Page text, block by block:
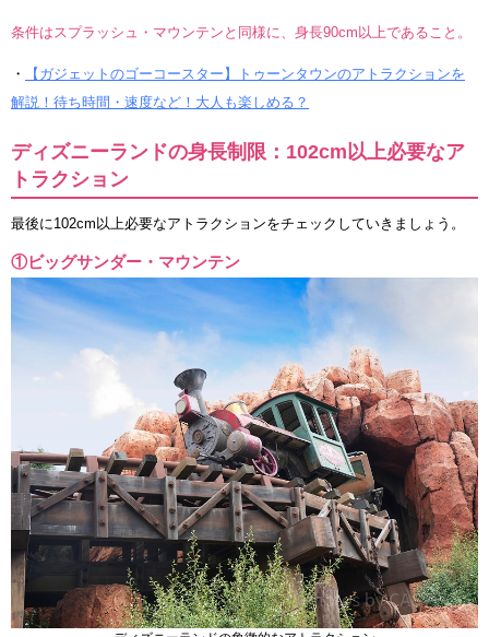
条件はスプラッシュ・マウンテンと同様に、身長90cm以上であること。
・
【ガジェットのゴーコースター】トゥーンタウンのアトラクションを
解説！待ち時間・速度など！大人も楽しめる？
ディズニーランドの身長制限：102cm以上必要なア
トラクション
最後に102cm以上必要なアトラクションをチェックしていきましょう。
①ビッグサンダー・マウンテン